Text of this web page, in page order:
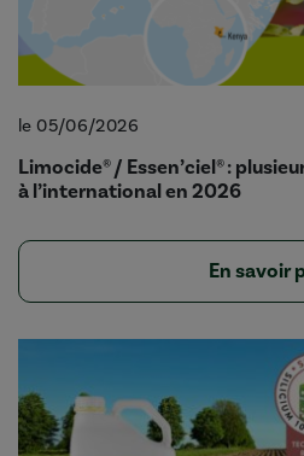
le 05/06/2026
Limocide® / Essen’ciel® :
à l’international en 2026
En savoir